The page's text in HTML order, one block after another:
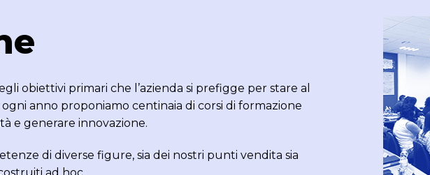
obiettivi primari che l’azienda si prefigge per stare al
anno proponiamo centinaia di corsi di formazione
e generare innovazione.
di diverse figure, sia dei nostri punti vendita sia
ad hoc.